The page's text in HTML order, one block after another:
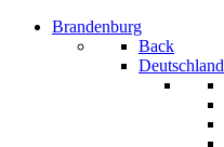
Brandenburg
Back
Deutschland